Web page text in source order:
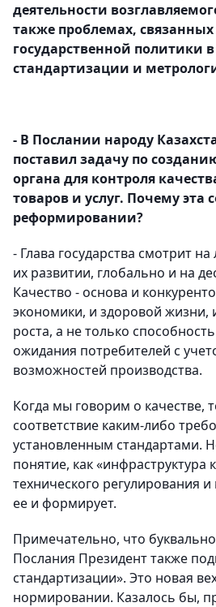
деятельности
также проблемах,
государственной политики
стандартизации и
- В Послании народу
поставил задачу по
органа для контроля
товаров и услуг. Почему эта
реформировании?
- Глава государства смотрит
их развитии, глобально и на
Качество - основа и
экономики, и здоровой жизни,
роста, а не только
ожидания потребителей с
возможностей производства.
Когда мы говорим о качестве,
соответствие каким-либо
установленным стандартами.
понятие, как «инфраструктура
технического регулирования
ее и формирует.
Примечательно, что
Послания Президент также
стандартизации». Это новая
нормировании. Казалось бы,